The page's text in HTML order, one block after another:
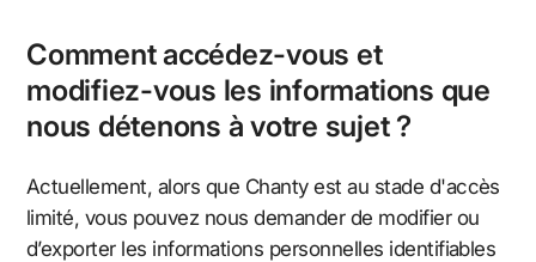
Comment accédez-vous et
modifiez-vous les informations que
nous détenons à votre sujet ?
Actuellement, alors que Chanty est au stade d'accès
limité, vous pouvez nous demander de modifier ou
d’exporter les informations personnelles identifiables